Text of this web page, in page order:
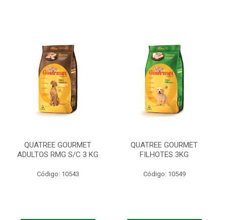
QUATREE GOURMET
ADULTOS RMG S/C 3 KG
Código: 10543
QUATREE GOURMET
FILHOTES 3KG
Código: 10549